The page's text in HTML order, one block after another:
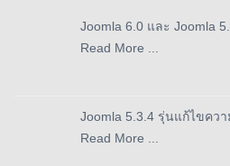
Joomla 6.0 และ Joomla
Read More ...
Joomla 5.3.4 รุ่นแก้ไขคว
Read More ...